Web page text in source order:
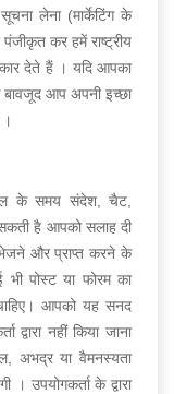
लेना (मार्केटिंग के
कर हमें राष्ट्रीय
देते हैं । यदि आपका
आप अपनी इच्छा
के समय संदेश, चैट,
है आपको सलाह दी
और प्राप्त करने के
पोस्ट या फोरम का
आपको यह सनद
द्वारा नहीं किया जाना
अभद्र या वैमनस्यता
। उपयोगकर्ता के द्वारा